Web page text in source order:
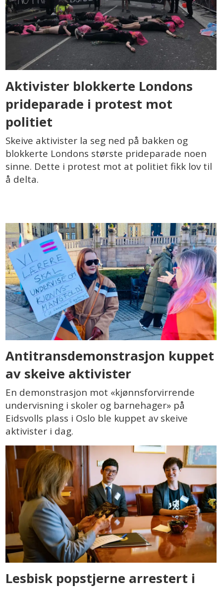
Aktivister blokkerte Londons
prideparade i protest mot
politiet
Skeive aktivister la seg ned på bakken og
blokkerte Londons største prideparade noen
sinne. Dette i protest mot at politiet fikk lov til
å delta.
Antitransdemonstrasjon kuppet
av skeive aktivister
En demonstrasjon mot «kjønnsforvirrende
undervisning i skoler og barnehager» på
Eidsvolls plass i Oslo ble kuppet av skeive
aktivister i dag.
Lesbisk popstjerne arrestert i